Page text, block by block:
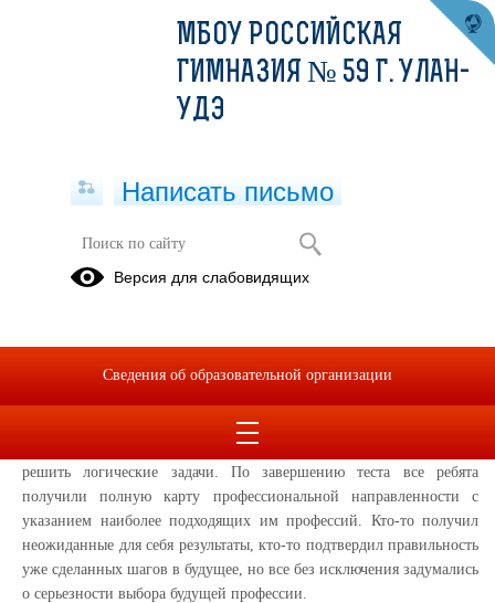
"Всероссийская профдиагностика -
2018"
6 и 7 декабря старшеклассники, учащиеся 9-10-х классов
"Всероссийская профдиагностика - 2018". По регламенту данного
тестирования требовалось ответить на 89 вопросов за 30 минут,
решить логические задачи. По завершению теста все ребята
получили полную карту профессиональной направленности с
указанием наиболее подходящих им профессий. Кто-то получил
неожиданные для себя результаты, кто-то подтвердил правильность
уже сделанных шагов в будущее, но все без исключения задумались
о серьезности выбора будущей профессии.
МБОУ РОССИЙСКАЯ
ГИМНАЗИЯ № 59 Г. УЛАН-
УДЭ
Написать письмо
Версия для слабовидящих
Сведения об образовательной организации